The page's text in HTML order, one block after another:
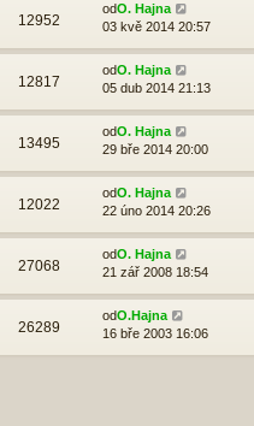
12952
odO. Hajna
03 kvě 2014 20:57
12817
odO. Hajna
05 dub 2014 21:13
13495
odO. Hajna
29 bře 2014 20:00
12022
odO. Hajna
22 úno 2014 20:26
27068
odO. Hajna
21 zář 2008 18:54
26289
odO.Hajna
16 bře 2003 16:06